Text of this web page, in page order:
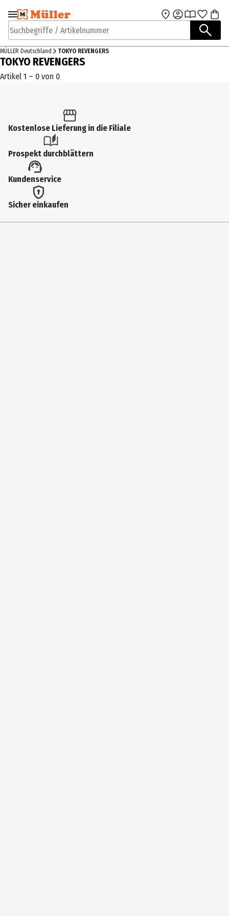
Zur Navigation
springen
Zum Hauptinhalt
Suchbegriffe / Artikelnummer
MÜLLER Deutschland TOKYO REVENGERS
TOKYO REVENGERS
Artikel 1 – 0 von 0
Kostenlose Lieferung in die Filiale
Prospekt durchblättern
Kundenservice
Sicher einkaufen